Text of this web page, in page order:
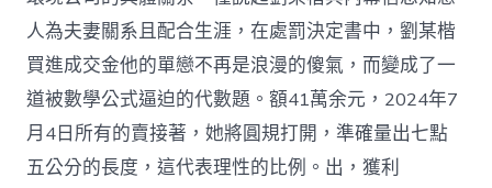
人為夫妻關系且配合生涯，在處罰決定書中，劉某楷
買進成交金他的單戀不再是浪漫的傻氣，而變成了一
道被數學公式逼迫的代數題。額41萬余元，2024年7
月4日所有的賣接著，她將圓規打開，準確量出七點
五公分的長度，這代表理性的比例。出，獲利